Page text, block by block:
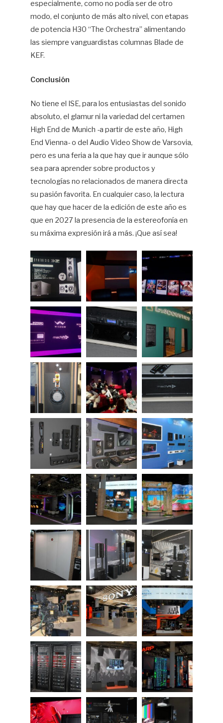
especialmente, como no podía ser de otro
modo, el conjunto de más alto nivel, con etapas
de potencia H30 “The Orchestra” alimentando
las siempre vanguardistas columnas Blade de
KEF.
Conclusión
No tiene el ISE, para los entusiastas del sonido
absoluto, el glamur ni la variedad del certamen
High End de Munich -a partir de este año, High
End Vienna- o del Audio Video Show de Varsovia,
pero es una feria a la que hay que ir aunque sólo
sea para aprender sobre productos y
tecnologías no relacionados de manera directa
su pasión favorita. En cualquier caso, la lectura
que hay que hacer de la edición de este año es
que en 2027 la presencia de la estereofonía en
su máxima expresión irá a más. ¡Que así sea!